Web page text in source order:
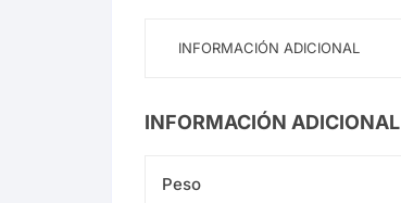
INFORMACIÓN ADICIONAL
INFORMACIÓN ADICIONAL
Peso